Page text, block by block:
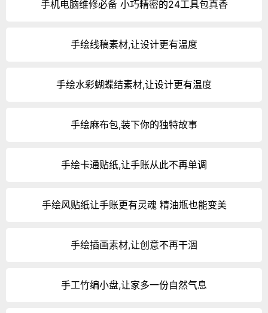
手机电脑维修必备 小巧精密的24工具包真香
手绘线稿素材,让设计更有温度
手绘水彩蝴蝶结素材,让设计更有温度
手绘麻布包,装下你的独特故事
手绘卡通贴纸,让手账从此不再单调
手绘风贴纸让手账更有灵魂 精油瓶也能变美
手绘插画素材,让创意不再干涸
手工竹编小盘,让家多一份自然气息